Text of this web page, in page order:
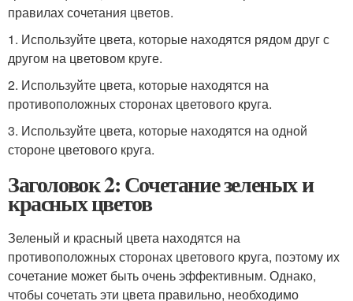
правилах сочетания цветов.
1. Используйте цвета, которые находятся рядом друг с
другом на цветовом круге.
2. Используйте цвета, которые находятся на
противоположных сторонах цветового круга.
3. Используйте цвета, которые находятся на одной
стороне цветового круга.
Заголовок 2: Сочетание зеленых и
красных цветов
Зеленый и красный цвета находятся на
противоположных сторонах цветового круга, поэтому их
сочетание может быть очень эффективным. Однако,
чтобы сочетать эти цвета правильно, необходимо